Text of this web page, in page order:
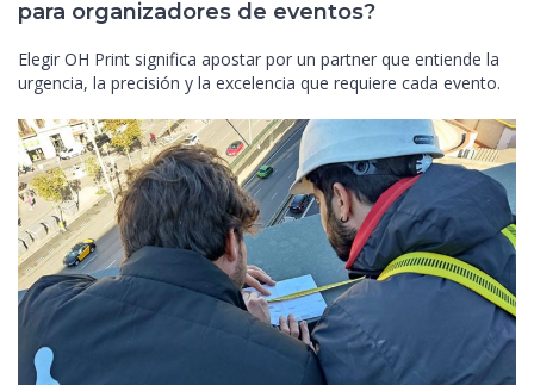
para organizadores de eventos?
Elegir OH Print significa apostar por un partner que entiende la
urgencia, la precisión y la excelencia que requiere cada evento.